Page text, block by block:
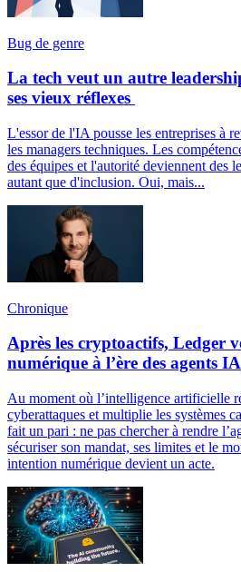
Bug de genre
La tech veut un autre
ses vieux réflexes
L'essor de l'IA pousse les entreprises à
les managers techniques. Les
des équipes et l'autorité deviennent des
autant que d'inclusion. Oui, mais...
Chronique
Après les cryptoactifs, Ledger
numérique à l’ère des agents IA
Au moment où l’intelligence artificielle
cyberattaques et multiplie les systèmes
fait un pari : ne pas chercher à rendre
sécuriser son mandat, ses limites et le
intention numérique devient un acte.